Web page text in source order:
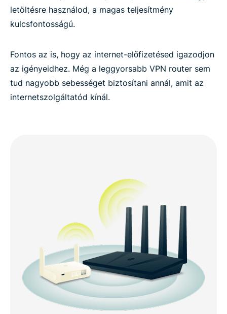
letöltésre használod, a magas teljesítmény
kulcsfontosságú.
Fontos az is, hogy az internet-előfizetésed igazodjon
az igényeidhez. Még a leggyorsabb VPN router sem
tud nagyobb sebességet biztosítani annál, amit az
internetszolgáltatód kínál.